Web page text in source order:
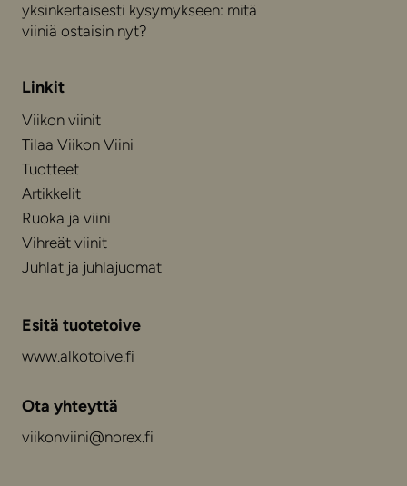
yksinkertaisesti kysymykseen: mitä
viiniä ostaisin nyt?
Linkit
Viikon viinit
Tilaa Viikon Viini
Tuotteet
Artikkelit
Ruoka ja viini
Vihreät viinit
Juhlat ja juhlajuomat
Esitä tuotetoive
www.alkotoive.fi
Ota yhteyttä
viikonviini@norex.fi